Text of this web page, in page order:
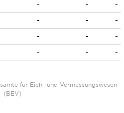
- -
-
- -
-
- -
-
- - -
für Eich- und Vermessungswesen
(BEV)